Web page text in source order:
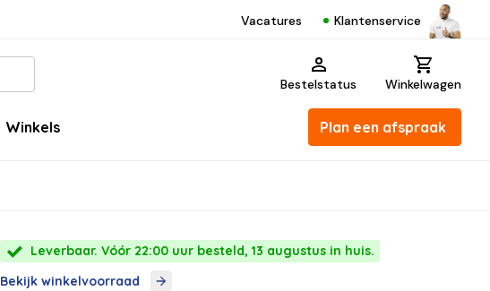
Vacatures Klantenservice
Bestelstatus Winkelwagen
Winkels Plan een afspraak
Leverbaar. Vóór 22:00 uur besteld, 13 augustus in huis.
Bekijk winkelvoorraad